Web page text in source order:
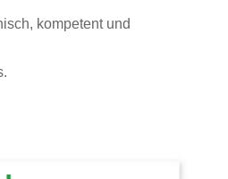
kompetent und